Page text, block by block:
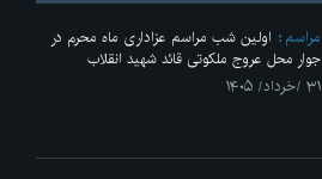
مراسم
اولین شب مراسم عزاداری ماه محرم در
جوار محل عروج ملکوتی قائد شهید انقلاب
۳۱ /خرداد/ ۱۴۰۵